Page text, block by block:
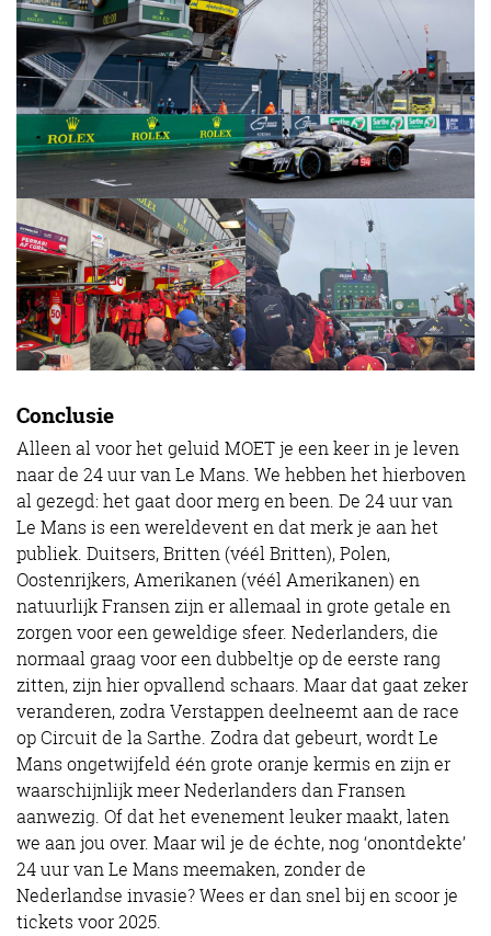
Conclusie
Alleen al voor het geluid MOET je een keer in je leven
naar de 24 uur van Le Mans. We hebben het hierboven
al gezegd: het gaat door merg en been. De 24 uur van
Le Mans is een wereldevent en dat merk je aan het
publiek. Duitsers, Britten (véél Britten), Polen,
Oostenrijkers, Amerikanen (véél Amerikanen) en
natuurlijk Fransen zijn er allemaal in grote getale en
zorgen voor een geweldige sfeer. Nederlanders, die
normaal graag voor een dubbeltje op de eerste rang
zitten, zijn hier opvallend schaars. Maar dat gaat zeker
veranderen, zodra Verstappen deelneemt aan de race
op Circuit de la Sarthe. Zodra dat gebeurt, wordt Le
Mans ongetwijfeld één grote oranje kermis en zijn er
waarschijnlijk meer Nederlanders dan Fransen
aanwezig. Of dat het evenement leuker maakt, laten
we aan jou over. Maar wil je de échte, nog ‘onontdekte’
24 uur van Le Mans meemaken, zonder de
Nederlandse invasie? Wees er dan snel bij en scoor je
tickets voor 2025.